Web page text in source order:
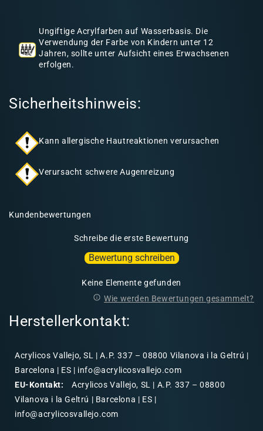
Ungiftige Acrylfarben auf Wasserbasis. Die
Verwendung der Farbe von Kindern unter 12
Jahren, sollte unter Aufsicht eines Erwachsenen
erfolgen.
Sicherheitshinweis:
Kann allergische Hautreaktionen verursachen
Verursacht schwere Augenreizung
Kundenbewertungen
Schreibe die erste Bewertung
Bewertung schreiben
Keine Elemente gefunden
Wie werden Bewertungen gesammelt?
Herstellerkontakt:
Acrylicos Vallejo, SL | A.P. 337 – 08800 Vilanova i la Geltrú |
Barcelona | ES | info@acrylicosvallejo.com
EU-Kontakt:
Acrylicos Vallejo, SL | A.P. 337 – 08800
Vilanova i la Geltrú | Barcelona | ES |
info@acrylicosvallejo.com